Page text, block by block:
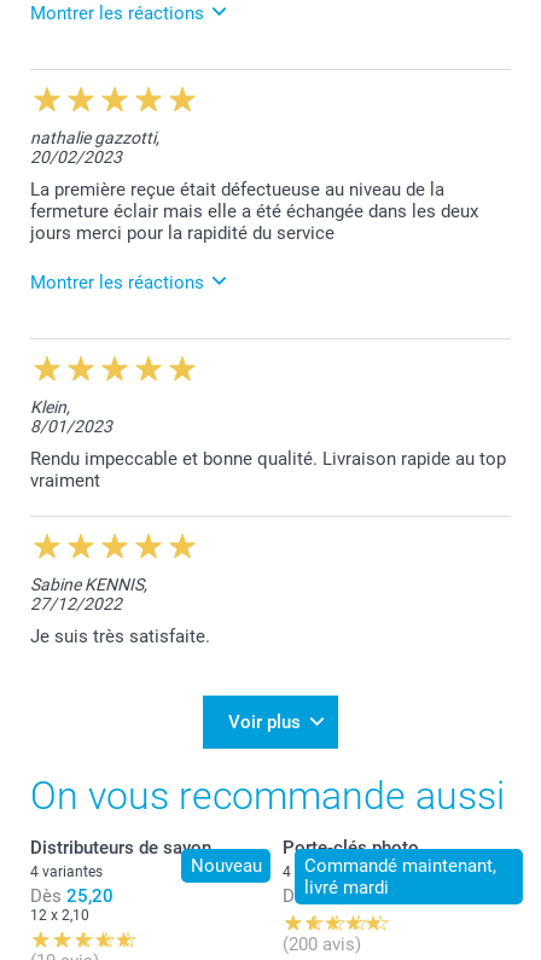
Montrer les réactions
4/02/2025
10:44
Merci pour votre commentaire qui fait plaisir à lire
Nancy. Votre satisfaction reste notre priorité.
Toujours à votre service,
Laila@Smartphoto
nathalie gazzotti,
20/02/2023
La première reçue était défectueuse au niveau de la
fermeture éclair mais elle a été échangée dans les deux
jours merci pour la rapidité du service
Montrer les réactions
21/02/2023
10:23
Bonjour Nathalie,
Je vous remercie pour votre avis sur Trustpilot et
sommes ravie d'apprendre que vous soyez satisfaite
de nos services.
Bien à vous,
Lucie @smartphoto
Klein,
8/01/2023
Rendu impeccable et bonne qualité. Livraison rapide au top
vraiment
Sabine KENNIS,
27/12/2022
Je suis très satisfaite.
Voir plus
On vous recommande aussi
Nouveau
Distributeurs de savon
4 variantes
Dès 25,20
12 x 2,10
Commandé maintenant,
livré mardi
Porte-clés photo
4 variantes
Dès 12,49
(200 avis)